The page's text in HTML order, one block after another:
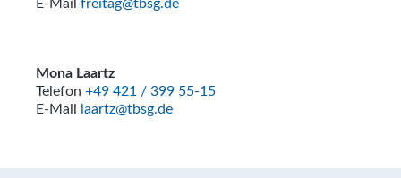
E-Mail freitag@tbsg.de
Mona Laartz
Telefon +49 421 / 399 55-15
E-Mail laartz@tbsg.de